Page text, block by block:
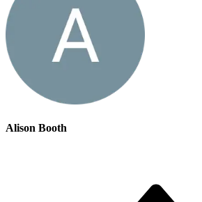
Alison Booth